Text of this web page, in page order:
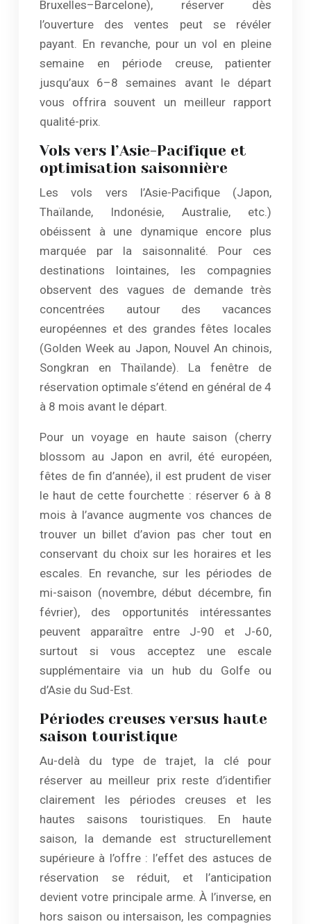
Bruxelles–Barcelone), réserver dès
l’ouverture des ventes peut se révéler
payant. En revanche, pour un vol en pleine
semaine en période creuse, patienter
jusqu’aux 6–8 semaines avant le départ
vous offrira souvent un meilleur rapport
qualité-prix.
Vols vers l’Asie-Pacifique et
optimisation saisonnière
Les vols vers l’Asie-Pacifique (Japon,
Thaïlande, Indonésie, Australie, etc.)
obéissent à une dynamique encore plus
marquée par la saisonnalité. Pour ces
destinations lointaines, les compagnies
observent des vagues de demande très
concentrées autour des vacances
européennes et des grandes fêtes locales
(Golden Week au Japon, Nouvel An chinois,
Songkran en Thaïlande). La fenêtre de
réservation optimale s’étend en général de 4
à 8 mois avant le départ.
Pour un voyage en haute saison (cherry
blossom au Japon en avril, été européen,
fêtes de fin d’année), il est prudent de viser
le haut de cette fourchette : réserver 6 à 8
mois à l’avance augmente vos chances de
trouver un billet d’avion pas cher tout en
conservant du choix sur les horaires et les
escales. En revanche, sur les périodes de
mi-saison (novembre, début décembre, fin
février), des opportunités intéressantes
peuvent apparaître entre J-90 et J-60,
surtout si vous acceptez une escale
supplémentaire via un hub du Golfe ou
d’Asie du Sud-Est.
Périodes creuses versus haute
saison touristique
Au-delà du type de trajet, la clé pour
réserver au meilleur prix reste d’identifier
clairement les périodes creuses et les
hautes saisons touristiques. En haute
saison, la demande est structurellement
supérieure à l’offre : l’effet des astuces de
réservation se réduit, et l’anticipation
devient votre principale arme. À l’inverse, en
hors saison ou intersaison, les compagnies